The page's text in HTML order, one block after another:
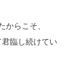
からこそ、
臨し続けてい